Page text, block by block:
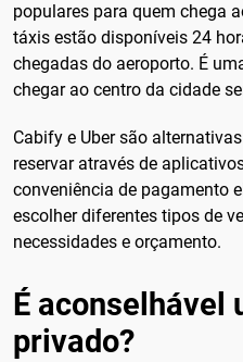
populares para quem chega
táxis estão disponíveis 24
chegadas do aeroporto. É
chegar ao centro da cidade
Cabify e Uber são
reservar através de
conveniência de pagamento
escolher diferentes tipos de
necessidades e orçamento.
É aconselhável
privado?